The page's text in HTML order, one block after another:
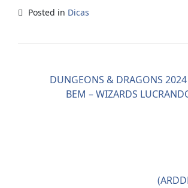
Posted in Dicas
DUNGEONS & DRAGONS
BEM – WIZARDS